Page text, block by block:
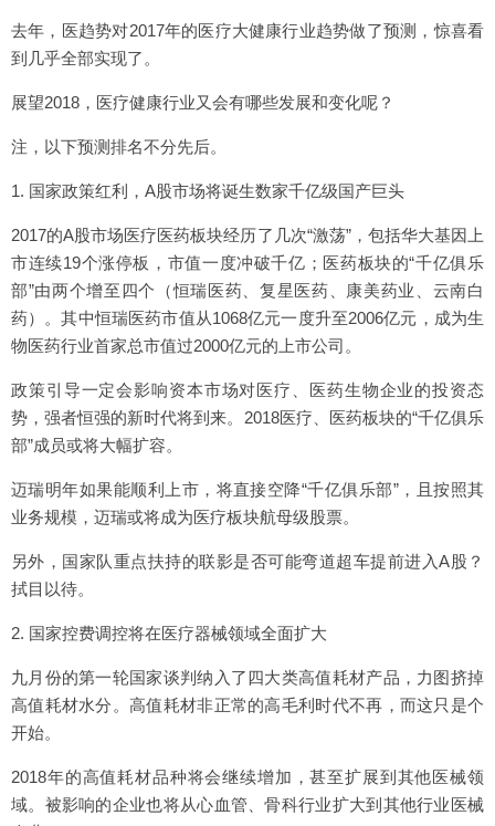
去年，医趋势对2017年的医疗大健康行业趋势做了预测，惊喜看
到几乎全部实现了。
展望2018，医疗健康行业又会有哪些发展和变化呢？
注，以下预测排名不分先后。
1. 国家政策红利，A股市场将诞生数家千亿级国产巨头
2017的A股市场医疗医药板块经历了几次“激荡”，包括华大基因上
市连续19个涨停板，市值一度冲破千亿；医药板块的“千亿俱乐
部”由两个增至四个（恒瑞医药、复星医药、康美药业、云南白
药）。其中恒瑞医药市值从1068亿元一度升至2006亿元，成为生
物医药行业首家总市值过2000亿元的上市公司。
政策引导一定会影响资本市场对医疗、医药生物企业的投资态
势，强者恒强的新时代将到来。2018医疗、医药板块的“千亿俱乐
部”成员或将大幅扩容。
迈瑞明年如果能顺利上市，将直接空降“千亿俱乐部”，且按照其
业务规模，迈瑞或将成为医疗板块航母级股票。
另外，国家队重点扶持的联影是否可能弯道超车提前进入A股？
拭目以待。
2. 国家控费调控将在医疗器械领域全面扩大
九月份的第一轮国家谈判纳入了四大类高值耗材产品，力图挤掉
高值耗材水分。高值耗材非正常的高毛利时代不再，而这只是个
开始。
2018年的高值耗材品种将会继续增加，甚至扩展到其他医械领
域。被影响的企业也将从心血管、骨科行业扩大到其他行业医械